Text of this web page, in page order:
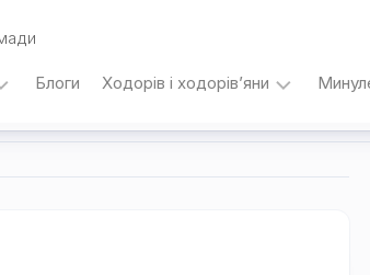
Блоги Ходорів і ходорів’яни
під